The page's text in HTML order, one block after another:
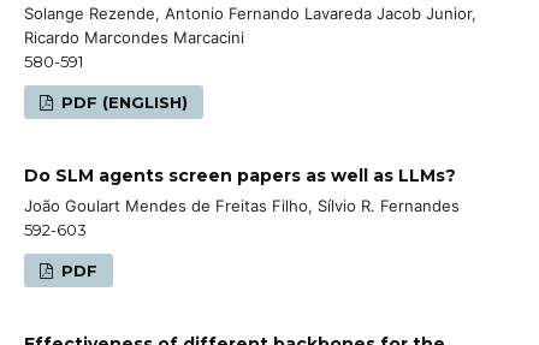
Solange Rezende, Antonio Fernando Lavareda Jacob Junior,
Ricardo Marcondes Marcacini
580-591
PDF (ENGLISH)
Do SLM agents screen papers as well as LLMs?
João Goulart Mendes de Freitas Filho, Sílvio R. Fernandes
592-603
PDF